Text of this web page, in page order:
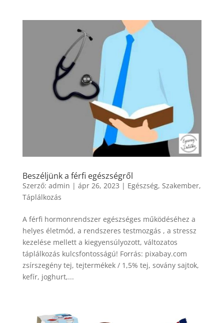
Beszéljünk a férfi egészségről
Szerző: admin | ápr 26, 2023 | Egészség, Szakember,
Táplálkozás
A férfi hormonrendszer egészséges működéséhez a
helyes életmód, a rendszeres testmozgás , a stressz
kezelése mellett a kiegyensúlyozott, változatos
táplálkozás kulcsfontosságú! Forrás: pixabay.com
zsírszegény tej, tejtermékek / 1,5% tej, sovány sajtok,
kefír, joghurt,...